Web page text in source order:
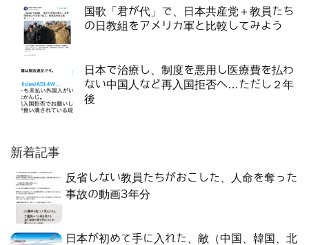
国歌「君が代」で、日本共産党＋教員たち
の日教組をアメリカ軍と比較してみよう
日本で治療し、制度を悪用し医療費を払わ
ない中国人など再入国拒否へ…ただし２年
後
新着記事
反省しない教員たちがおこした、人命を奪った
事故の動画3年分
日本が初めて手に入れた、敵（中国、韓国、北